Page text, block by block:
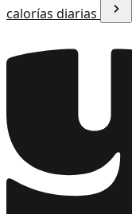
calorías diarias